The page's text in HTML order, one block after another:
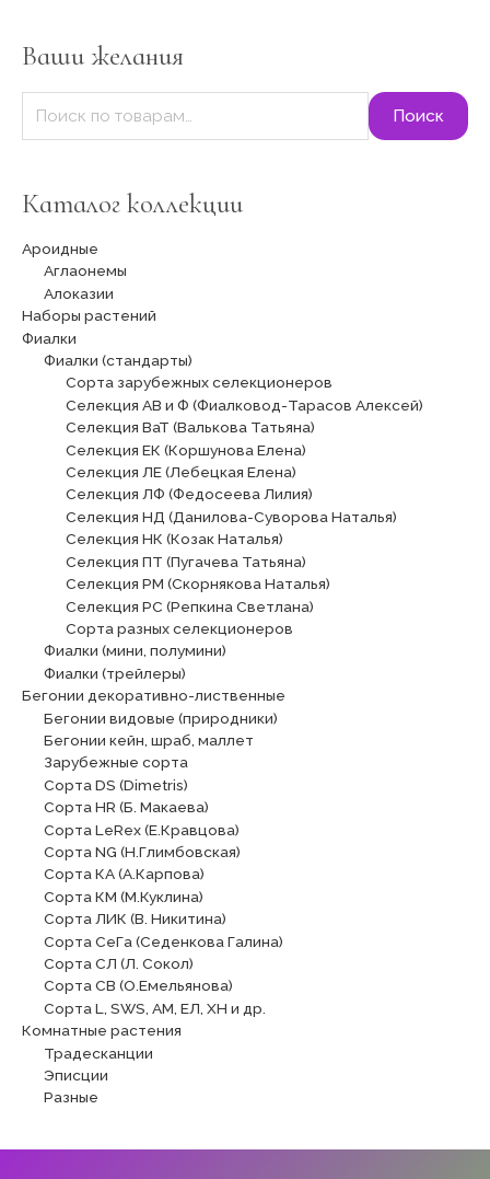
Ваши желания
ь
:
Поиск
Каталог коллекции
Ароидные
Аглаонемы
Алоказии
Наборы растений
Фиалки
Фиалки (стандарты)
Сорта зарубежных селекционеров
Селекция АВ и Ф (Фиалковод-Тарасов Алексей)
Селекция ВаТ (Валькова Татьяна)
Селекция ЕК (Коршунова Елена)
Селекция ЛЕ (Лебецкая Елена)
Селекция ЛФ (Федосеева Лилия)
Селекция НД (Данилова-Суворова Наталья)
Селекция НК (Козак Наталья)
Селекция ПТ (Пугачева Татьяна)
Селекция РМ (Скорнякова Наталья)
Селекция РС (Репкина Светлана)
Сорта разных селекционеров
Фиалки (мини, полумини)
Фиалки (трейлеры)
Бегонии декоративно-лиственные
Бегонии видовые (природники)
Бегонии кейн, шраб, маллет
Зарубежные сорта
Сорта DS (Dimetris)
Сорта HR (Б. Макаева)
Сорта LeRex (Е.Кравцова)
Сорта NG (Н.Глимбовская)
Сорта КА (А.Карпова)
Сорта КМ (М.Куклина)
Сорта ЛИК (В. Никитина)
Сорта СеГа (Седенкова Галина)
Сорта СЛ (Л. Сокол)
Сорта СВ (О.Емельянова)
Сорта L, SWS, АМ, ЕЛ, ХН и др.
Комнатные растения
Традесканции
Эписции
Разные